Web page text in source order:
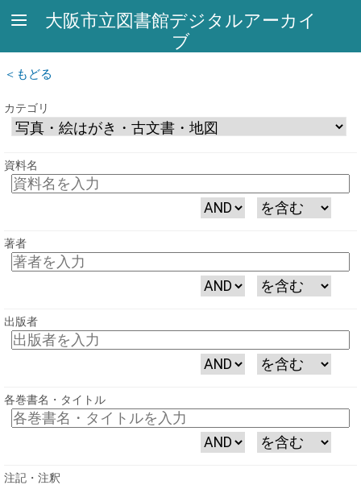
大阪市立図書館デジタルアーカイ
ブ
もどる
カテゴリ
資料名
著者
出版者
各巻書名・タイトル
注記・注釈